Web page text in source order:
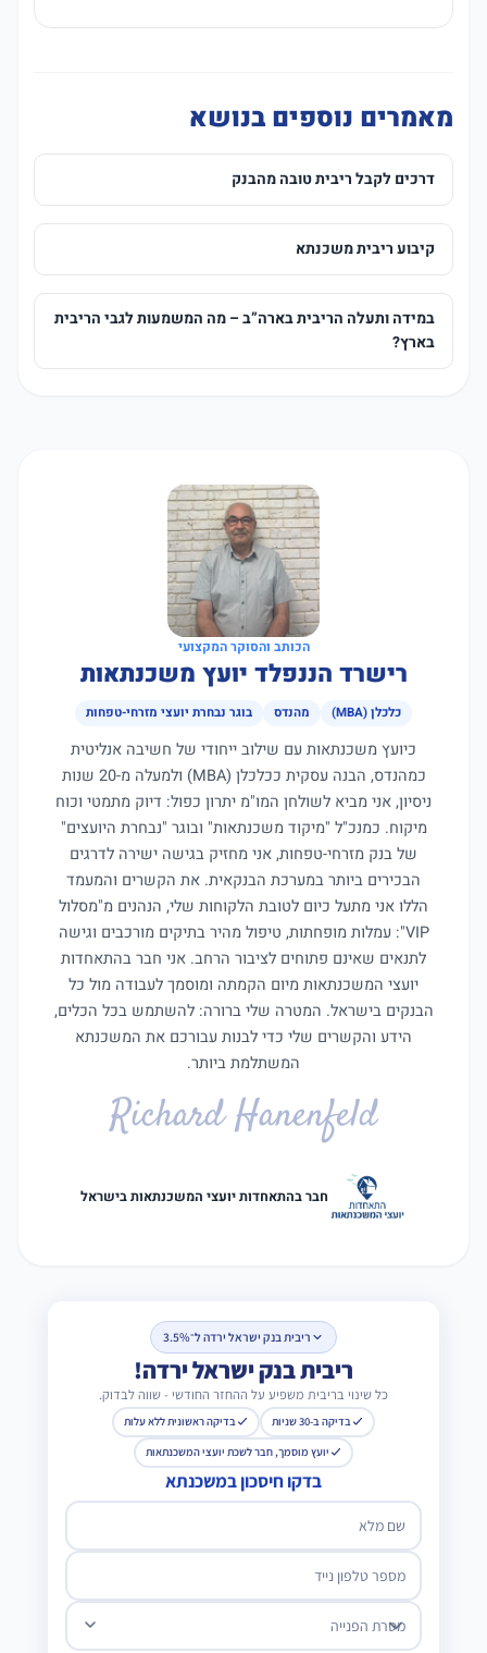
מאמרים נוספים בנושא
דרכים לקבל ריבית טובה מהבנק
קיבוע ריבית משכנתא
במידה ותעלה הריבית בארה”ב – מה המשמעות לגבי הריבית
בארץ?
הכותב והסוקר המקצועי
רישרד הננפלד יועץ משכנתאות
כלכלן (MBA) מהנדס בוגר נבחרת יועצי מזרחי-טפחות
כיועץ משכנתאות עם שילוב ייחודי של חשיבה אנליטית
כמהנדס, הבנה עסקית ככלכלן (MBA) ולמעלה מ-20 שנות
ניסיון, אני מביא לשולחן המו"מ יתרון כפול: דיוק מתמטי וכוח
מיקוח. כמנכ"ל "מיקוד משכנתאות" ובוגר "נבחרת היועצים"
של בנק מזרחי-טפחות, אני מחזיק בגישה ישירה לדרגים
הבכירים ביותר במערכת הבנקאית. את הקשרים והמעמד
הללו אני מתעל כיום לטובת הלקוחות שלי, הנהנים מ"מסלול
VIP": עמלות מופחתות, טיפול מהיר בתיקים מורכבים וגישה
לתנאים שאינם פתוחים לציבור הרחב. אני חבר בהתאחדות
יועצי המשכנתאות מיום הקמתה ומוסמך לעבודה מול כל
הבנקים בישראל. המטרה שלי ברורה: להשתמש בכל הכלים,
הידע והקשרים שלי כדי לבנות עבורכם את המשכנתא
המשתלמת ביותר.
Richard Hanenfeld
חבר בהתאחדות יועצי המשכנתאות בישראל
ריבית בנק ישראל ירדה ל־3.5%
ריבית בנק ישראל ירדה!
כל שינוי בריבית משפיע על ההחזר החודשי - שווה לבדוק.
בדיקה ב-30 שניות
בדיקה ראשונית ללא עלות
יועץ מוסמך, חבר לשכת יועצי המשכנתאות
בדקו חיסכון במשכנתא
שם מלא
מספר טלפון נייד
מטרת הפנייה